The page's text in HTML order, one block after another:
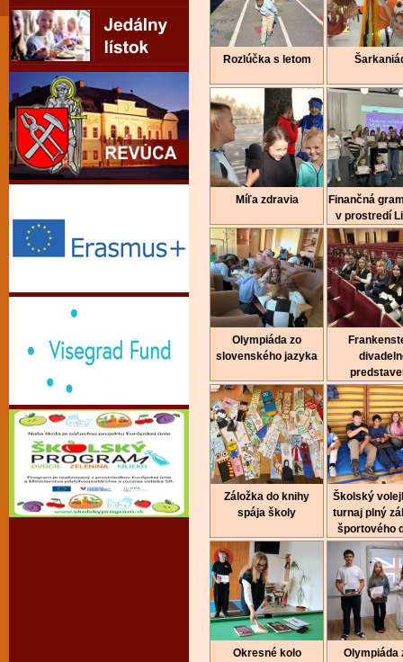
Rozlúčka s letom
Míľa zdravia
Finančná
v prostredí
Olympiáda zo
slovenského jazyka
Záložka do knihy
spája školy
Školský
turnaj plný
športového
Okresné kolo
Olympiáda